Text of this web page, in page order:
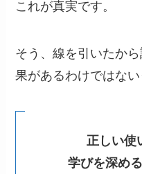
これが真実です。
そう、線を引いたか
果があるわけではな
正しい使
学びを深め